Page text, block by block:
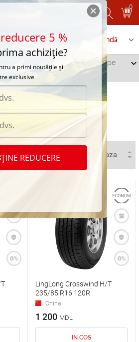
0
Serviciu de comandă
Dubasari /
Anvelope
allseasons
Dubasari
LingLong Crosswind H/T
235/85 R16 120R
China
1 200 MDL
IN COS
5 %
achiziție?
a primi noutățile și
exclusive
REDUCERE